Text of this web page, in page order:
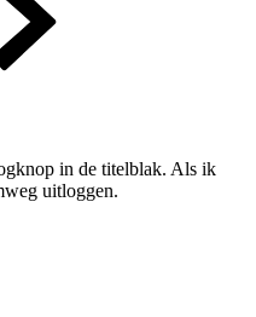
in de titelblak. Als ik
uitloggen.